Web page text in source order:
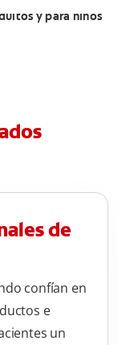
y para niños
de
confían en
e
un